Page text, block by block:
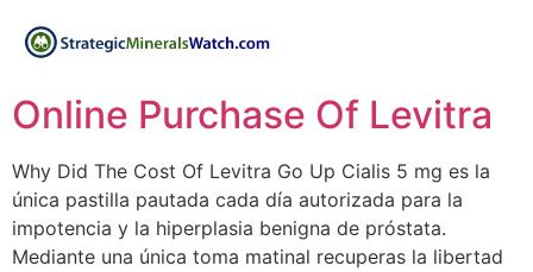
Online Purchase Of Levitra
Why Did The Cost Of Levitra Go Up Cialis 5 mg es la
única pastilla pautada cada día autorizada para la
impotencia y la hiperplasia benigna de próstata.
Mediante una única toma matinal recuperas la libertad